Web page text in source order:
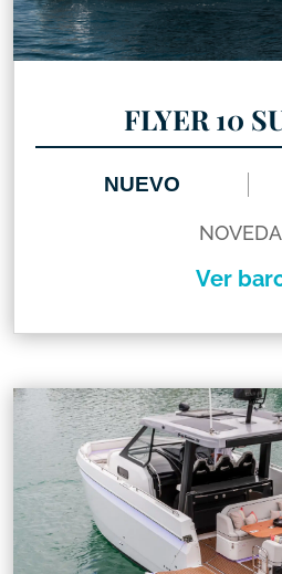
FLYER 10
NUEVO
Ver